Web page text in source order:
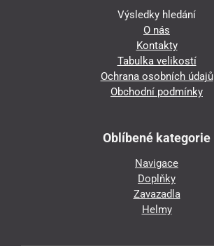
Výsledky hledání
O nás
Kontakty
Tabulka velikostí
Ochrana osobních údajů
Obchodní podmínky
Oblíbené kategorie
Navigace
Doplňky
Zavazadla
Helmy